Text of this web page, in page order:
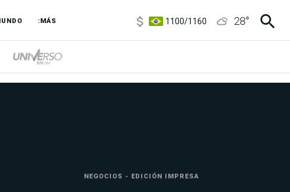
:MÁS
1100 /1160
28°
NEGOCIOS - EDICIÓN IMPRESA